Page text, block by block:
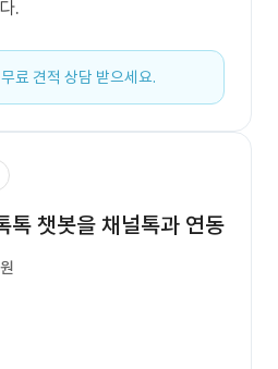
.
료 견적 상담 받으세요.
톡 챗봇을 채널톡과 연동